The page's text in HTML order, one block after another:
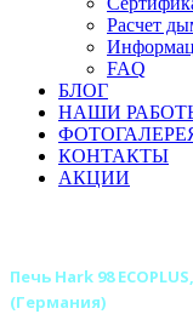
Расчет
FAQ
БЛОГ
НАШИ
КОНТАКТЫ
АКЦИИ
Печь Hark 98
(Германия)